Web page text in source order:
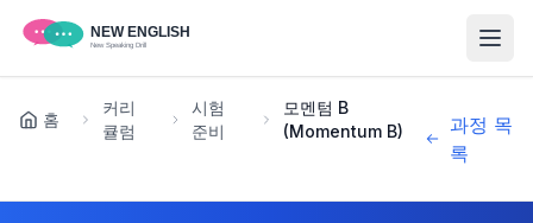
홈
커리
큘럼
시험
준비
모멘텀 B
(Momentum B)
과정 목
록